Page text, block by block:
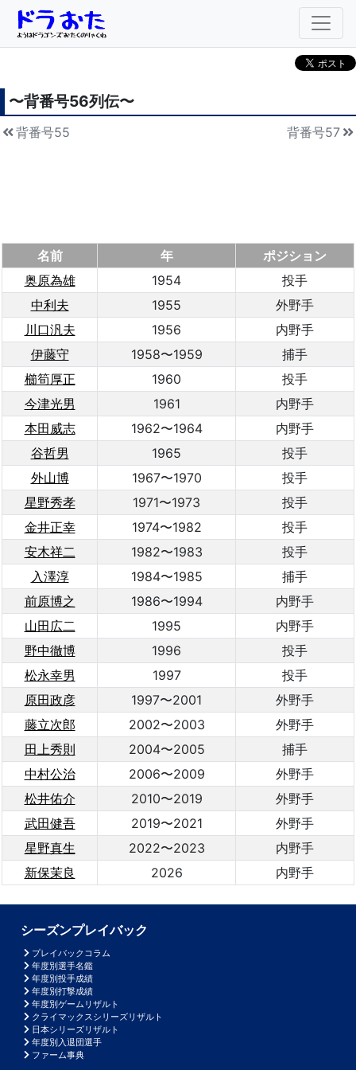
〜背番号56列伝〜
背番号55 背番号57
名前 年
ポジション
奥原為雄
1954
投手
中利夫
1955
外野手
川口汎夫
1956
内野手
伊藤守
1958〜1959
捕手
櫛筍厚正
1960
投手
今津光男
1961
内野手
本田威志
1962〜1964
内野手
谷哲男
1965
投手
外山博
1967〜1970
投手
星野秀孝
1971〜1973
投手
金井正幸
1974〜1982
投手
安木祥二
1982〜1983
投手
入澤淳
1984〜1985
捕手
前原博之
1986〜1994
内野手
山田広二
1995
内野手
野中徹博
1996
投手
松永幸男
1997
投手
原田政彦
1997〜2001
外野手
藤立次郎
2002〜2003
外野手
田上秀則
2004〜2005
捕手
中村公治
2006〜2009
外野手
松井佑介
2010〜2019
外野手
武田健吾
2019〜2021
外野手
星野真生
2022〜2023
内野手
新保茉良
2026 内野手
シーズンプレイバック
プレイバックコラム
年度別選手名鑑
年度別投手成績
年度別打撃成績
年度別ゲームリザルト
クライマックスシリーズリザルト
日本シリーズリザルト
年度別入退団選手
ファーム事典